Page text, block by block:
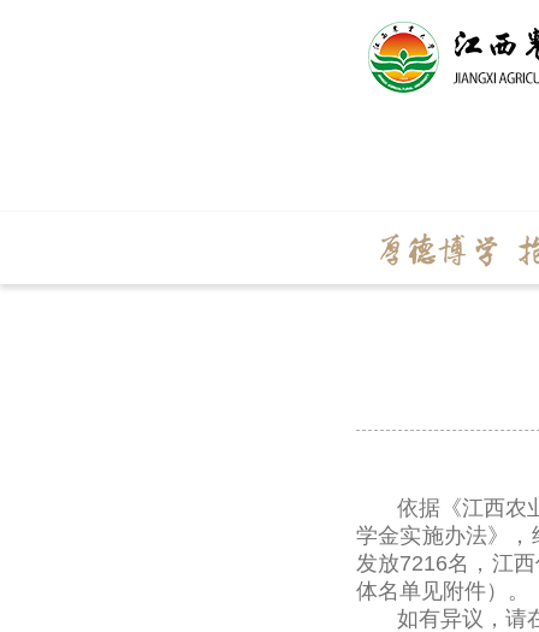
依据《江西农
学金实施办法》
发放7216名，江
体名单见附件）。
如有异议，请